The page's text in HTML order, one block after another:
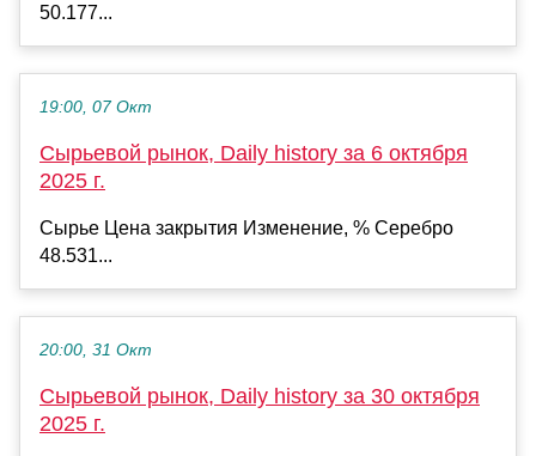
50.177...
19:00, 07 Окт
Сырьевой рынок, Daily history за 6 октября
2025 г.
Сырье Цена закрытия Изменение, % Серебро
48.531...
20:00, 31 Окт
Сырьевой рынок, Daily history за 30 октября
2025 г.